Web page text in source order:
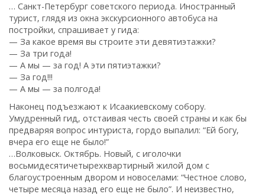
… Санкт-Петербург советского периода. Иностранный
турист‚ глядя из окна экскурсионного автобуса на
постройки‚ спрашивает у гида:
— За какое время вы строите эти девятиэтажки?
— За три года!
— А мы — за год! А эти пятиэтажки?
— За год!!!
— А мы — за полгода!
Наконец подъезжают к Исаакиевскому собору.
Умудренный гид‚ отстаивая честь своей страны и как бы
предваряя вопрос интуриста, гордо выпалил: “Ей богу‚
вчера его еще не было!”
…Волковыск. Октябрь. Новый‚ с иголочки
восьмидесятичетырехквартирный жилой дом с
благоустроенным двором и новоселами: “Честное слово‚
четыре месяца назад его еще не было”. И неизвестно‚